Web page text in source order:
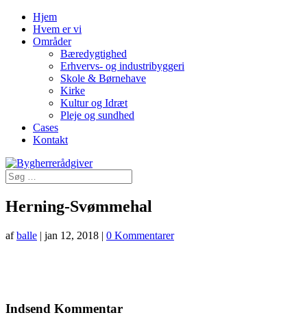
Hjem
Hvem er vi
Områder
Bæredygtighed
Erhvervs- og industribyggeri
Skole & Børnehave
Kirke
Kultur og Idræt
Pleje og sundhed
Cases
Kontakt
Herning-Svømmehal
afballe | jan 12, 2018 | 0 Kommentarer
Indsend Kommentar